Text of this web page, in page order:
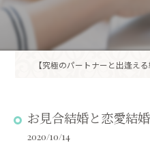
お見合結婚と恋愛結
2020/10/14